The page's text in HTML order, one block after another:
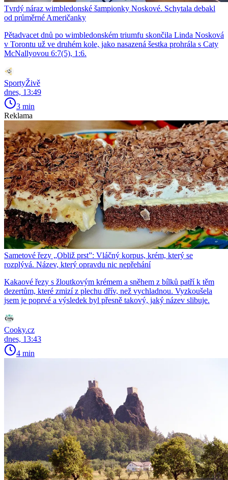
Tvrdý náraz wimbledonské šampionky Noskové. Schytala debakl
od průměrné Američanky
Pětadvacet dnů po wimbledonském triumfu skončila Linda Nosková
v Torontu už ve druhém kole, jako nasazená šestka prohrála s Caty
McNallyovou 6:7(5), 1:6.
SportyŽivě
dnes, 13:49
3 min
Reklama
Sametové řezy „Obliž prst”: Vláčný korpus, krém, který se
rozplývá. Název, který opravdu nic nepřehání
Kakaové řezy s žloutkovým krémem a sněhem z bílků patří k těm
dezertům, které zmizí z plechu dřív, než vychladnou. Vyzkoušela
jsem je poprvé a výsledek byl přesně takový, jaký název slibuje.
Cooky.cz
dnes, 13:43
4 min